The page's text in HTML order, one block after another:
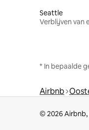
Seattle
Verblijven van
* In bepaalde
Airbnb
© 2026 Airbnb,